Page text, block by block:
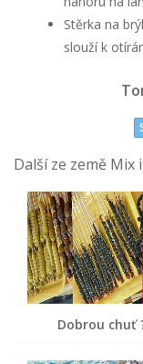
Stěrka na
slouží k
Další ze země Mix
Dobrou chuť